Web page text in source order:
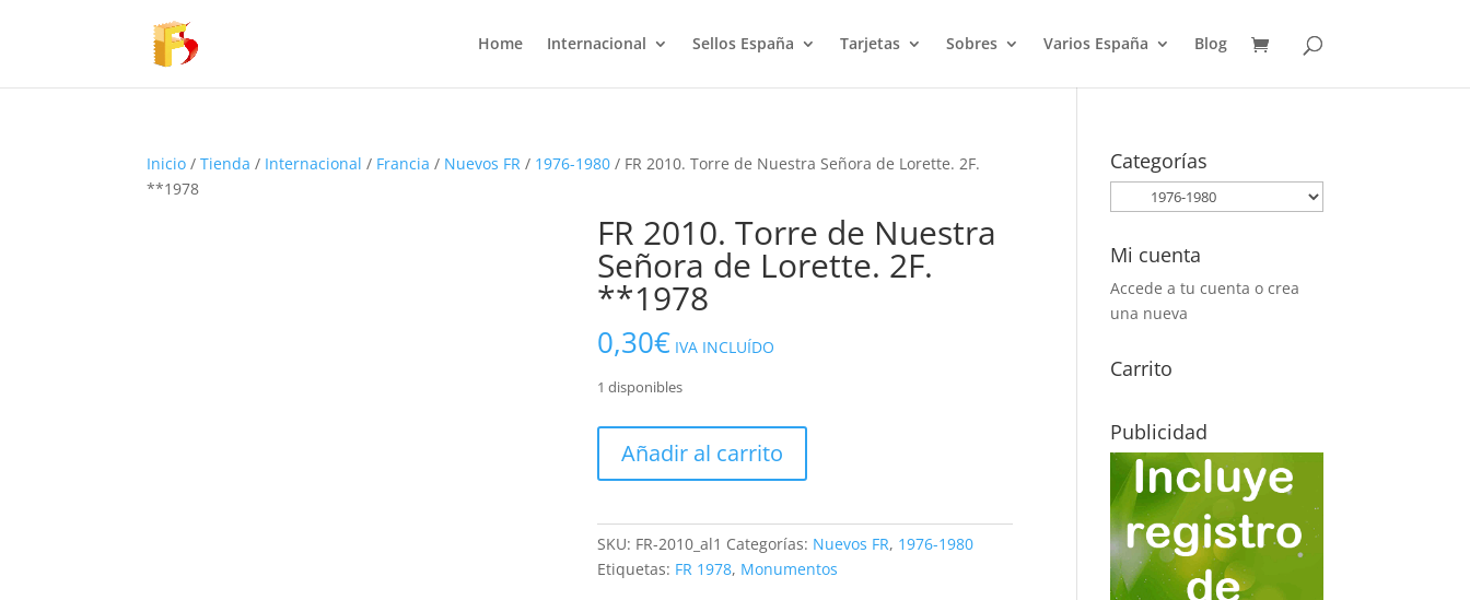
Home Internacional Sellos España Tarjetas Sobres Varios España Blog
Inicio /Tienda / Internacional / Francia / Nuevos FR / 1976-1980 / FR 2010. Torre de Nuestra Señora de Lorette. 2F.
**1978
FR 2010. Torre de Nuestra
Señora de Lorette. 2F.
**1978
0,30€ IVA INCLUÍDO
1 disponibles
2010.
Torre
Nuestra
Señora
Añadir al carrito
SKU: FR-2010_al1 Categorías: Nuevos FR, 1976-1980
Etiquetas: FR 1978, Monumentos
Categorías
Mi cuenta
Accede a tu cuenta o crea
una nueva
Carrito
Publicidad